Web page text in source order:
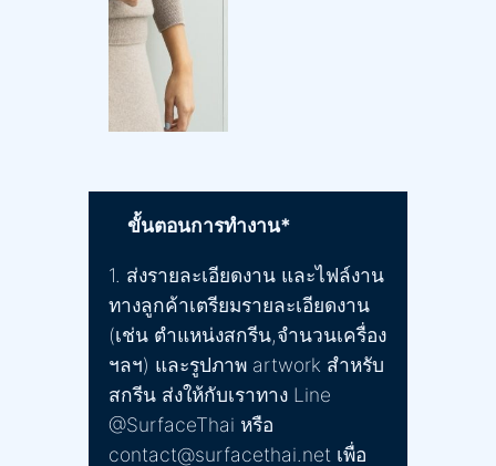
ขั้นตอนการทำงาน*
1. ส่งรายละเอียดงาน และไฟล์งาน
ทางลูกค้าเตรียมรายละเอียดงาน
(เช่น ตำแหน่งสกรีน,จำนวนเครื่อง
ฯลฯ) และรูปภาพ artwork สำหรับ
สกรีน ส่งให้กับเราทาง Line
@SurfaceThai หรือ
contact@surfacethai.net เพื่อ